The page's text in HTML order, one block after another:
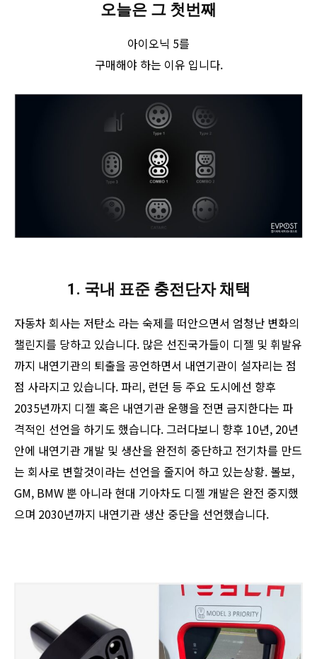
오늘은 그 첫번째
아이오닉 5를
구매해야 하는 이유 입니다.
1. 국내 표준 충전단자 채택
자동차 회사는 저탄소 라는 숙제를 떠안으면서 엄청난 변화의
챌린지를 당하고 있습니다. 많은 선진국가들이 디젤 및 휘발유
까지 내연기관의 퇴출을 공언하면서 내연기관이 설자리는 점
점 사라지고 있습니다. 파리, 런던 등 주요 도시에선 향후
2035년까지 디젤 혹은 내연기관 운행을 전면 금지한다는 파
격적인 선언을 하기도 했습니다. 그러다보니 향후 10년, 20년
안에 내연기관 개발 및 생산을 완전히 중단하고 전기차를 만드
는 회사로 변할것이라는 선언을 줄지어 하고 있는상황. 볼보,
GM, BMW 뿐 아니라 현대 기아차도 디젤 개발은 완전 중지했
으며 2030년까지 내연기관 생산 중단을 선언했습니다.